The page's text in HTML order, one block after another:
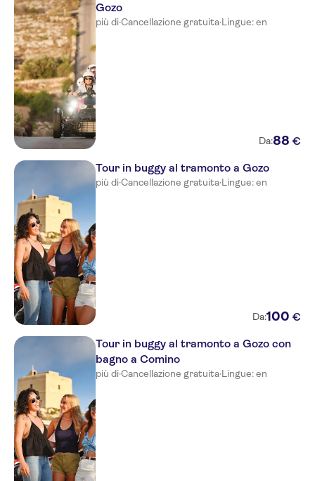
ONYX HOTEL
Sliema Marina Hotel
Carlton Hotel
From outside maritim antonin
hotel
New Strand Pebbles Aparthotel
Sea View
Ambassador
From outside riviera hotel
From outside topaz hotel
Porto Azzurro
From outside phoenicia hotel
Gillieru Harbour
From outside preluna hotel
Corinthia Hotel St. George's
Bay
Hyatt Centric Malta
Barcelo Fortina Malta
AC Hotel by Marriott St Julians
Gozo
più di·Cancellazione gratuita·Lingue: en
Da:88 €
Tour in buggy al tramonto a Gozo
più di·Cancellazione gratuita·Lingue: en
Da:100 €
Tour in buggy al tramonto a Gozo con
bagno a Comino
più di·Cancellazione gratuita·Lingue: en